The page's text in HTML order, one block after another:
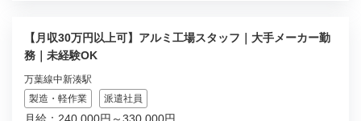
【月収30万円以上可】アルミ工場スタッフ｜大手メーカー勤
務｜未経験OK
万葉線中新湊駅
製造・軽作業
派遣社員
月給：240,000円～330,000円